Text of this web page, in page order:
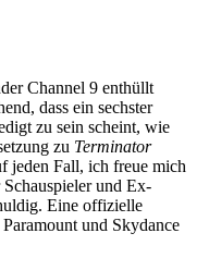
Channel 9 enthüllt
dass ein sechster
zu sein scheint, wie
zu Terminator
jeden Fall, ich freue mich
und Ex-
Eine offizielle
und Skydance